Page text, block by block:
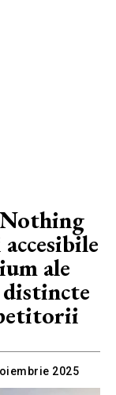
ale
2025